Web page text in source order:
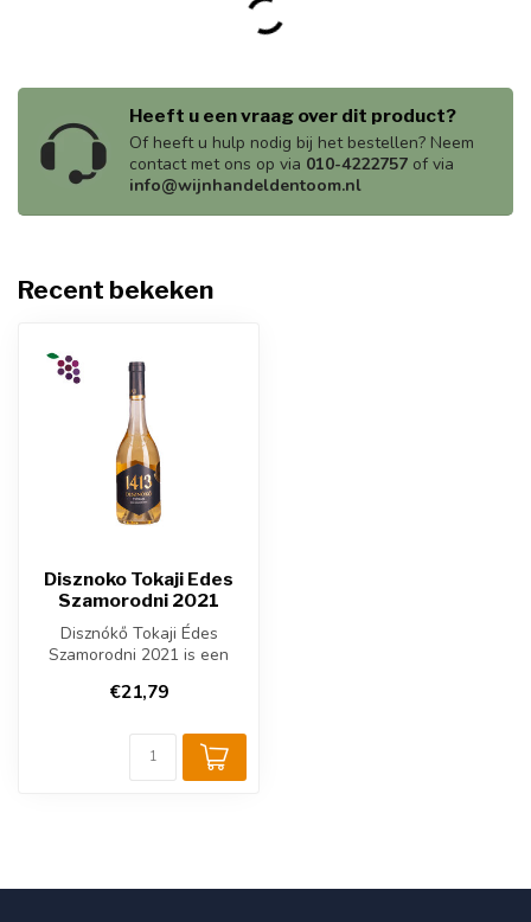
Heeft u een vraag over dit product?
Of heeft u hulp nodig bij het bestellen? Neem
contact met ons op via 010-4222757 of via
info@wijnhandeldentoom.nl
Recent bekeken
Disznoko Tokaji Edes
Szamorodni 2021
Disznókő Tokaji Édes
Szamorodni 2021 is een
Tokaj, ...
€21,79